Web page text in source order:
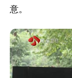
意。